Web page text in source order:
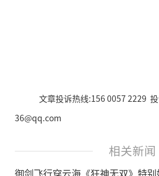
文章投诉热线:156 0057 2229
36@qq.com
相关新闻
御剑飞行穿云海《狂神无双》特